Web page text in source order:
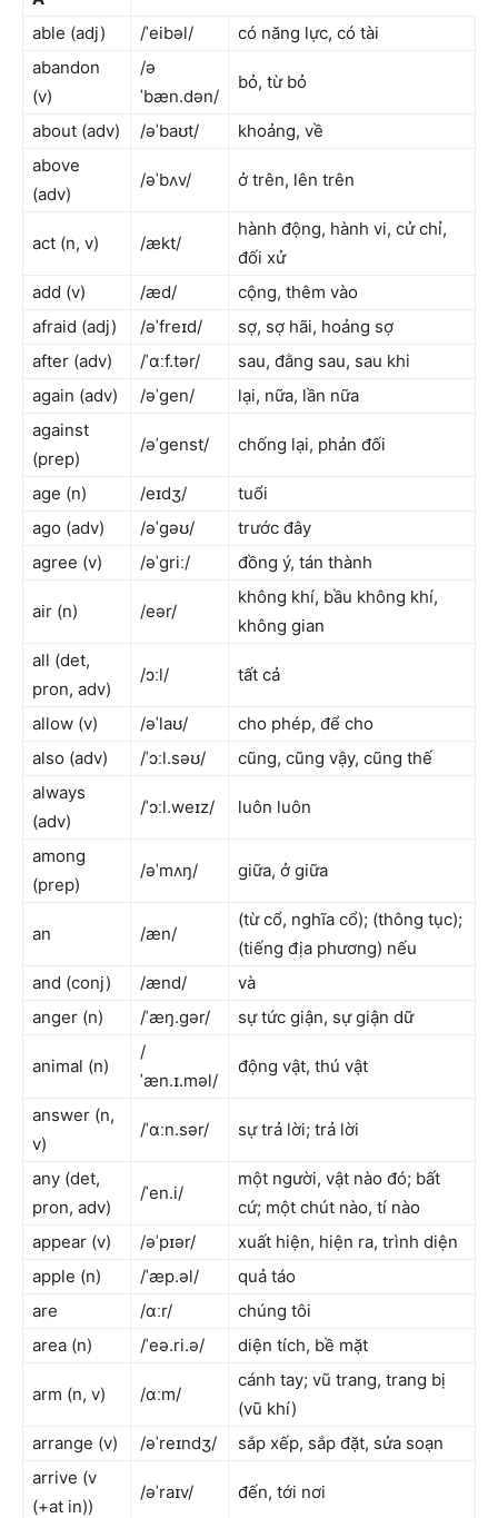
able (adj)
/ˈeibəl/
có năng lực, có tài
abandon
(v)
/ə
ˈbæn.dən/
bỏ, từ bỏ
about (adv) /əˈbaʊt/
khoảng, về
above
(adv)
/əˈbʌv/ ở trên, lên trên
act (n, v) /ækt/
hành động, hành vi, cử chỉ,
đối xử
add (v)
/æd/
cộng, thêm vào
afraid (adj)
/əˈfreɪd/
sợ, sợ hãi, hoảng sợ
after (adv)
/ˈɑːf.tər/
sau, đằng sau, sau khi
again (adv)
/əˈɡen/
lại, nữa, lần nữa
against
(prep)
/əˈɡenst/ chống lại, phản đối
age (n) /eɪdʒ/
tuổi
ago (adv)
/əˈɡəʊ/
trước đây
agree (v)
/əˈɡriː/ đồng ý, tán thành
air (n) /eər/
không khí, bầu không khí,
không gian
all (det,
pron, adv)
/ɔːl/ tất cả
allow (v) /əˈlaʊ/
cho phép, để cho
also (adv)
/ˈɔːl.səʊ/
cũng, cũng vậy, cũng thế
always
(adv)
/ˈɔːl.weɪz/ luôn luôn
among
(prep)
/əˈmʌŋ/ giữa, ở giữa
an /æn/
(từ cổ, nghĩa cổ); (thông tục);
(tiếng địa phương) nếu
and (conj)
/ænd/
và
anger (n)
/ˈæŋ.ɡər/ sự tức giận, sự giận dữ
animal (n)
/
ˈæn.ɪ.məl/
động vật, thú vật
answer (n,
v)
/ˈɑːn.sər/ sự trả lời; trả lời
any (det,
pron, adv)
/ˈen.i/
một người, vật nào đó; bất
cứ; một chút nào, tí nào
appear (v)
/əˈpɪər/
xuất hiện, hiện ra, trình diện
apple (n)
/ˈæp.əl/
quả táo
are
/ɑːr/
chúng tôi
area (n)
/ˈeə.ri.ə/ diện tích, bề mặt
arm (n, v) /ɑːm/
cánh tay; vũ trang, trang bị
(vũ khí)
arrange (v)
/əˈreɪndʒ/
sắp xếp, sắp đặt, sửa soạn
arrive (v
(+at in))
/əˈraɪv/ đến, tới nơi